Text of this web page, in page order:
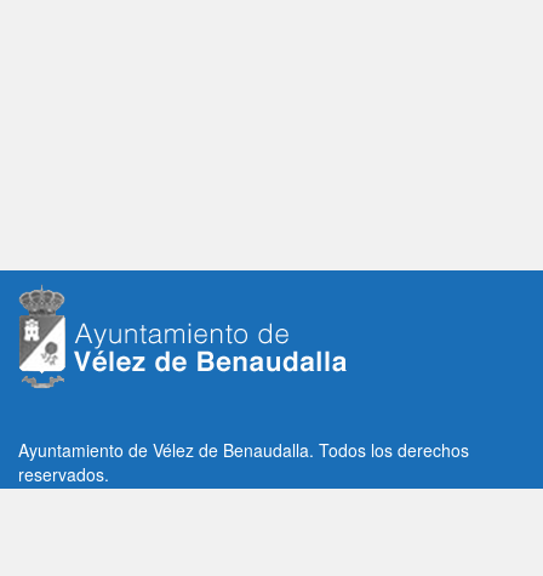
Ayuntamiento de Vélez de Benaudalla. Todos los derechos
reservados.